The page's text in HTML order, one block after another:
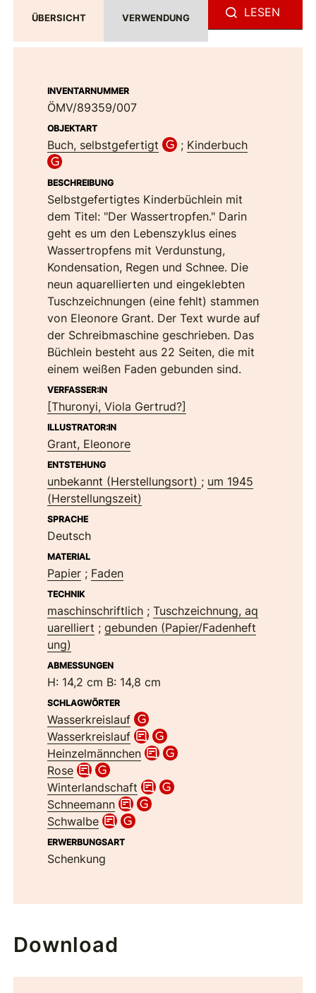
ÜBERSICHT VERWENDUNG LESEN
INVENTARNUMMER
ÖMV/89359/007
OBJEKTART
Buch, selbstgefertigt ; Kinderbuch
BESCHREIBUNG
Selbstgefertigtes Kinderbüchlein mit
dem Titel: "Der Wassertropfen." Darin
geht es um den Lebenszyklus eines
Wassertropfens mit Verdunstung,
Kondensation, Regen und Schnee. Die
neun aquarellierten und eingeklebten
Tuschzeichnungen (eine fehlt) stammen
von Eleonore Grant. Der Text wurde auf
der Schreibmaschine geschrieben. Das
Büchlein besteht aus 22 Seiten, die mit
einem weißen Faden gebunden sind.
VERFASSER:IN
[Thuronyi, Viola Gertrud?]
ILLUSTRATOR:IN
Grant, Eleonore
ENTSTEHUNG
unbekannt (Herstellungsort) ; um 1945
(Herstellungszeit)
SPRACHE
Deutsch
MATERIAL
Papier ; Faden
TECHNIK
maschinschriftlich ;Tuschzeichnung, aq
uarelliert ;gebunden (Papier/Fadenheft
ung)
ABMESSUNGEN
H: 14,2 cm B: 14,8 cm
SCHLAGWÖRTER
Wasserkreislauf
Wasserkreislauf
Heinzelmännchen
Rose
Winterlandschaft
Schneemann
Schwalbe
ERWERBUNGSART
Schenkung
Download